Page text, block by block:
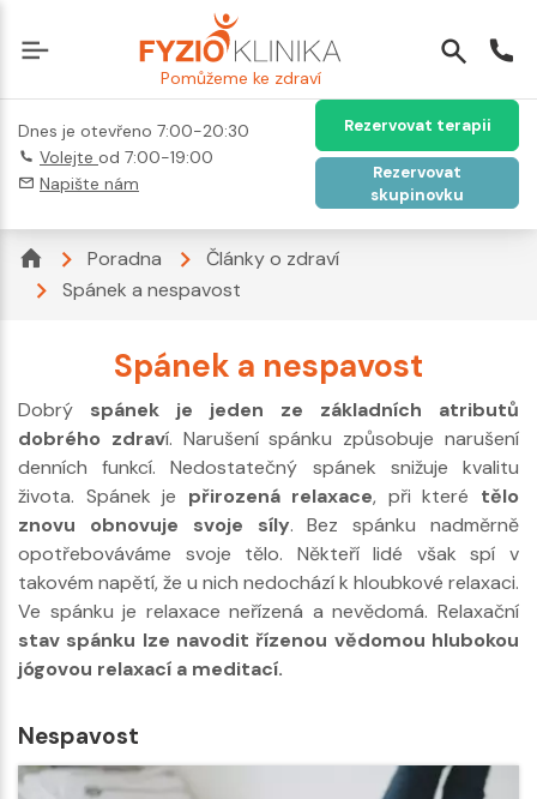
Pomůžeme ke zdraví
Dnes je otevřeno 7:00-20:30
Volejte od 7:00-19:00
Napište nám
Rezervovat terapii
Rezervovat
skupinovku
Poradna
Články o zdraví
Spánek a nespavost
Spánek a nespavost
Dobrý spánek je jeden ze základních atributů
dobrého zdraví. Narušení spánku způsobuje narušení
denních funkcí. Nedostatečný spánek snižuje kvalitu
života. Spánek je přirozená relaxace, při které tělo
znovu obnovuje svoje síly. Bez spánku nadměrně
opotřebováváme svoje tělo. Někteří lidé však spí v
takovém napětí, že u nich nedochází k hloubkové relaxaci.
Ve spánku je relaxace neřízená a nevědomá. Relaxační
stav spánku lze navodit řízenou vědomou hlubokou
jógovou relaxací a meditací.
Nespavost